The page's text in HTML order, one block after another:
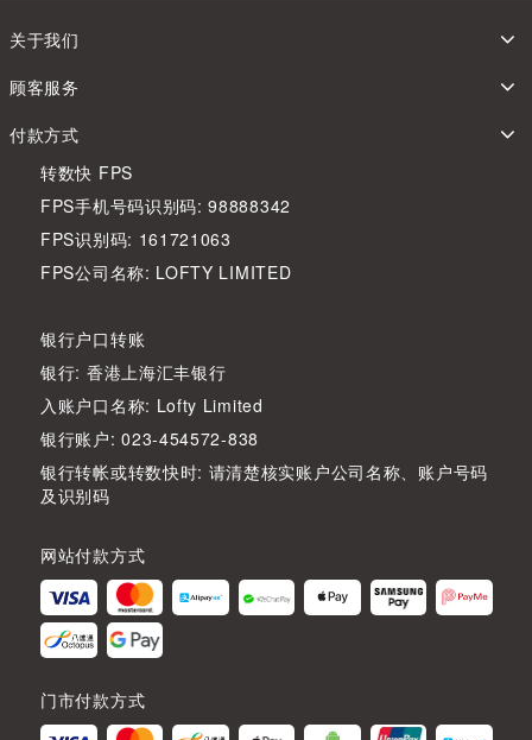
关于我们
顾客服务
付款方式
转数快 FPS
FPS手机号码识别码: 98888342
FPS识别码: 161721063
FPS公司名称: LOFTY LIMITED
银行户口转账
银行: 香港上海汇丰银行
入账户口名称: Lofty Limited
银行账户: 023-454572-838
银行转帐或转数快时: 请清楚核实账户公司名称、账户号码
及识别码
网站付款方式
门市付款方式